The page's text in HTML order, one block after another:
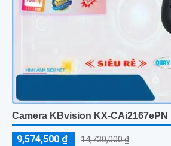
Camera KBvision KX-CAi2167ePN
9,574,500 ₫ 14,730,000 ₫